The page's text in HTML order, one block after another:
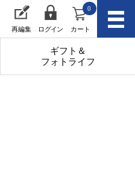
再編集 ログイン カート
0
ギフト＆
フォトライフ